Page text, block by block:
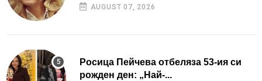
AUGUST 07, 2026
Росица Пейчева отбеляза 53-ия си
рожден ден: „Най-...